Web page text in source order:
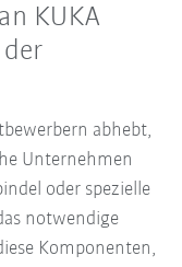
KUKA
abhebt,
Unternehmen
oder spezielle
notwendige
Komponenten,